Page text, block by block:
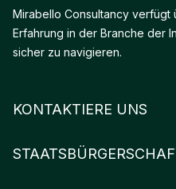
Mirabello Consultancy
Erfahrung in der Branche der
sicher zu navigieren.
KONTAKTIERE UNS